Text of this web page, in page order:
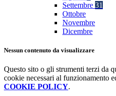
Settembre 31
Ottobre
Novembre
Dicembre
Nessun contenuto da visualizzare
Questo sito o gli strumenti terzi da
cookie necessari al funzionamento
COOKIE POLICY.